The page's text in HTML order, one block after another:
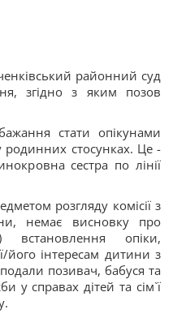
районний суд
згідно з яким позов
стати опікунами
стосунках. Це -
сестра по лінії
розгляду комісії з
немає висновку про
встановлення опіки,
його інтересам дитини з
позивач, бабуся та
у справах дітей та сім`ї